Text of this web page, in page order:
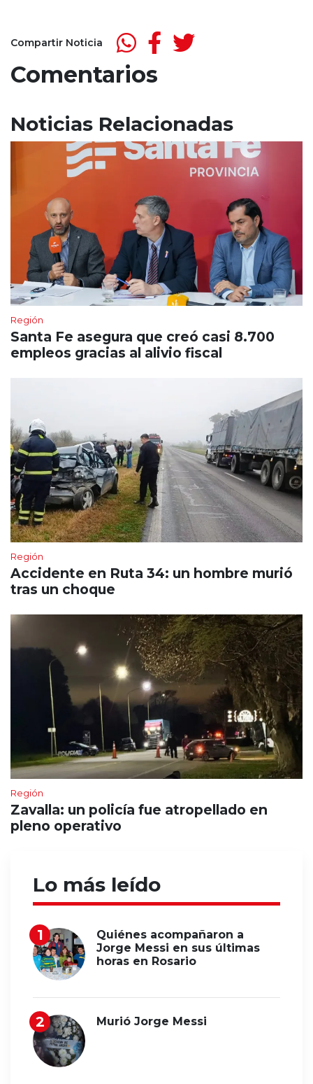
Compartir Noticia
Comentarios
Noticias Relacionadas
Región
Santa Fe asegura que creó casi 8.700
empleos gracias al alivio fiscal
Región
Accidente en Ruta 34: un hombre murió
tras un choque
Región
Zavalla: un policía fue atropellado en
pleno operativo
Lo más leído
Quiénes acompañaron a
Jorge Messi en sus últimas
horas en Rosario
Murió Jorge Messi